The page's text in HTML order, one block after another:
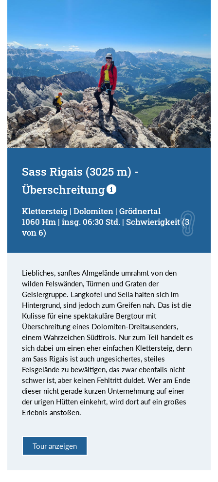
Sass Rigais (3025 m) -
Überschreitung
Klettersteig | Dolomiten | Grödnertal
1060 Hm | insg. 06:30 Std. | Schwierigkeit (3
von 6)
Liebliches, sanftes Almgelände umrahmt von den
wilden Felswänden, Türmen und Graten der
Geislergruppe. Langkofel und Sella halten sich im
Hintergrund, sind jedoch zum Greifen nah. Das ist die
Kulisse für eine spektakuläre Bergtour mit
Überschreitung eines Dolomiten-Dreitausenders,
einem Wahrzeichen Südtirols. Nur zum Teil handelt es
sich dabei um einen eher einfachen Klettersteig, denn
am Sass Rigais ist auch ungesichertes, steiles
Felsgelände zu bewältigen, das zwar ebenfalls nicht
schwer ist, aber keinen Fehltritt duldet. Wer am Ende
dieser nicht gerade kurzen Unternehmung auf einer
der urigen Hütten einkehrt, wird dort auf ein großes
Erlebnis anstoßen.
Tour anzeigen